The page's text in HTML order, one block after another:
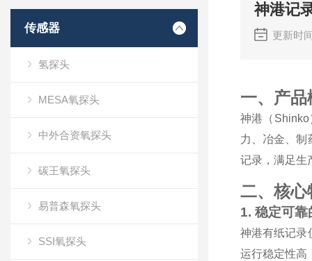
传感器
氢探头
MESA氧探头
中外合资氧探头
碳王氧探头
易普森氧探头
SSI氧探头
神港记
更新时
一、产品
神港（
力、冶金、制
记录，满足生
二、核心
1. 稳定可靠
神港有纸记录
运行稳定性高